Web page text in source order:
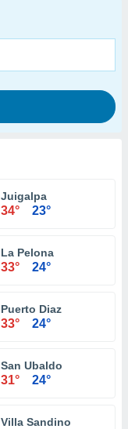
Juigalpa
34° 23°
La Pelona
33° 24°
Puerto Diaz
33° 24°
San Ubaldo
31° 24°
Villa Sandino